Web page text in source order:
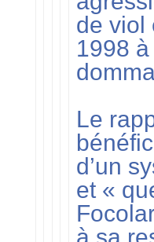
de viol
1998
Le
d’un
et «
à sa